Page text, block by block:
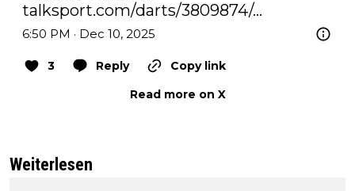
talksport.com/darts/3809874/…
6:50 PM · Dec 10, 2025
3 Reply
Copy link
Read more on X
Weiterlesen